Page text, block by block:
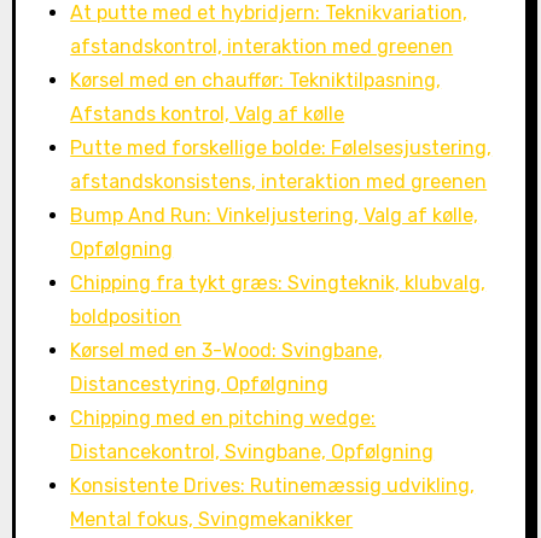
At putte med et hybridjern: Teknikvariation,
afstandskontrol, interaktion med greenen
Kørsel med en chauffør: Tekniktilpasning,
Afstands kontrol, Valg af kølle
Putte med forskellige bolde: Følelsesjustering,
afstandskonsistens, interaktion med greenen
Bump And Run: Vinkeljustering, Valg af kølle,
Opfølgning
Chipping fra tykt græs: Svingteknik, klubvalg,
boldposition
Kørsel med en 3-Wood: Svingbane,
Distancestyring, Opfølgning
Chipping med en pitching wedge:
Distancekontrol, Svingbane, Opfølgning
Konsistente Drives: Rutinemæssig udvikling,
Mental fokus, Svingmekanikker